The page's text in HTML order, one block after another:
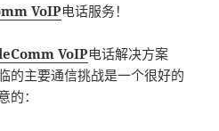
VoIP电话服务！
VoIP电话解决方案
的主要通信挑战是一个很好的
的：